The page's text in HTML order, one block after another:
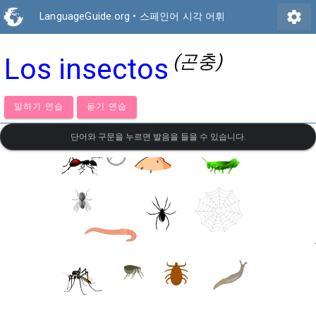
LanguageGuide.org • 스페인어 시각 어휘 settings
Los insectos (곤충)
말하기 연습 듣기 연습
단어와 구문을 누르면 발음을 들을 수 있습니다.